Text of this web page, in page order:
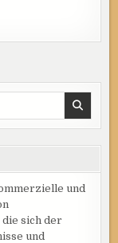
und
sich der
und